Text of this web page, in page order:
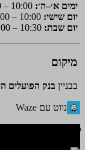
ימים א׳–ה׳:
יום שישי:
יום שבת:
מיקום
בבניין בנק הפועלים
נווט עם Waze